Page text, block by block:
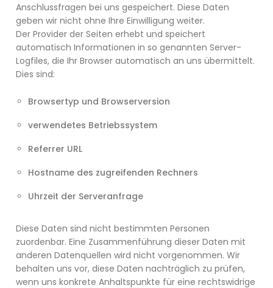
Anschlussfragen bei uns gespeichert. Diese Daten
geben wir nicht ohne Ihre Einwilligung weiter.
Der Provider der Seiten erhebt und speichert
automatisch Informationen in so genannten Server-
Logfiles, die Ihr Browser automatisch an uns übermittelt.
Dies sind:
Browsertyp und Browserversion
verwendetes Betriebssystem
Referrer URL
Hostname des zugreifenden Rechners
Uhrzeit der Serveranfrage
Diese Daten sind nicht bestimmten Personen
zuordenbar. Eine Zusammenführung dieser Daten mit
anderen Datenquellen wird nicht vorgenommen. Wir
behalten uns vor, diese Daten nachträglich zu prüfen,
wenn uns konkrete Anhaltspunkte für eine rechtswidrige